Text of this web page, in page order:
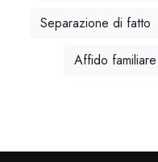
Separazione di fatto
Affido familiare